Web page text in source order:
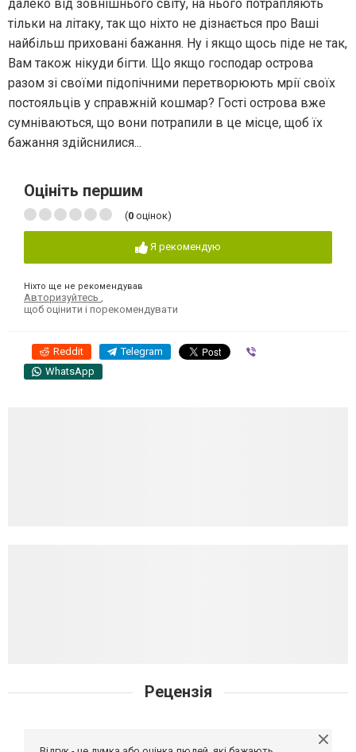
далеко від зовнішнього світу, на нього потрапляють
тільки на літаку, так що ніхто не дізнається про Ваші
найбільш приховані бажання. Ну і якщо щось піде не так,
Вам також нікуди бігти. Що якщо господар острова
разом зі своїми підопічними перетворюють мрії своїх
постояльців у справжній кошмар? Гості острова вже
сумніваються, що вони потрапили в це місце, щоб їх
бажання здійснилися...
Оцініть першим
(0 оцінок)
Я рекомендую
Ніхто ще не рекомендував
Авторизуйтесь
щоб оцінити і порекомендувати
Reddit Telegram
WhatsApp
Рецензія